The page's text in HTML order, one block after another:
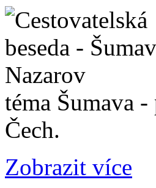
téma Šumava
Čech.
Zobrazit více